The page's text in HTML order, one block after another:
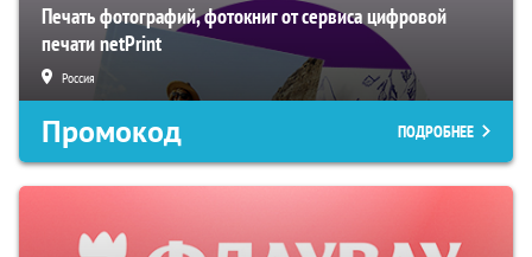
Печать фотографий, фотокниг от сервиса цифровой
печати netPrint
Россия
Промокод ПОДРОБНЕЕ